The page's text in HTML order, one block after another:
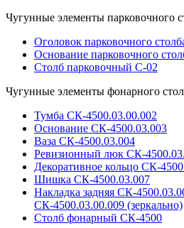
Чугунные элементы парковочного
Оголовок парковочного
Основание парковочного
Столб парковочный С-02
Чугунные элементы фонарного
Тумба СК-4500.03.00.002
Основание СК-4500.03.003
Ваза СК-4500.03.004
Ревизионный люк СК-
Декоративное кольцо СК-
Шишка СК-4500.03.007
Накладка задняя СК-
СК-4500.03.00.009 (зеркально)
Столб фонарный СК-4500